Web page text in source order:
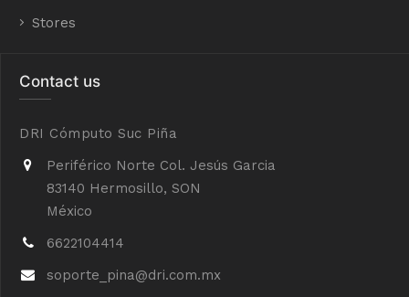
Stores
Contact us
DRI Cómputo Suc Piña
Periférico Norte Col. Jesús Garcia
83140 Hermosillo, SON
México
6622104414
soporte_pina@dri.com.mx